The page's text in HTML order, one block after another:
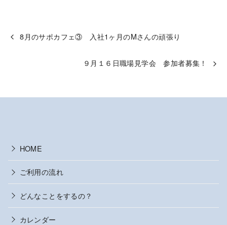
8月のサポカフェ③ 入社1ヶ月のMさんの頑張り
９月１６日職場見学会 参加者募集！
HOME
ご利用の流れ
どんなことをするの？
カレンダー